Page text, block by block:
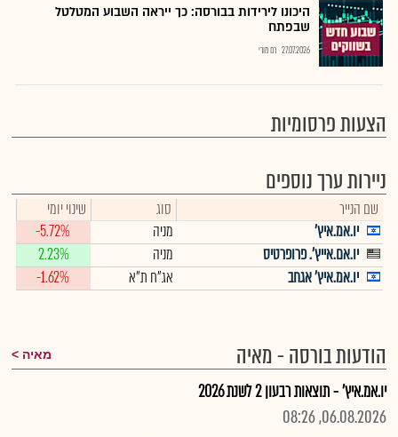
היכונו לירידות בבורסה: כך ייראה השבוע המטלטל
שבפתח
27.07.2026 רם מורי
הצעות פרסומיות
ניירות ערך נוספים
שם הנייר סוג
שינוי יומי
יו.אמ.איץ'
מניה
-5.72%
יו.אם.אייץ'. פרופרטיס
מניה
2.23%
יו.אמ.איץ' אגחב
אג"ח ת"א -1.62%
הודעות בורסה - מאיה מאיה
יו.אמ.איץ' - תוצאות רבעון 2 לשנת 2026
06.08.2026, 08:26